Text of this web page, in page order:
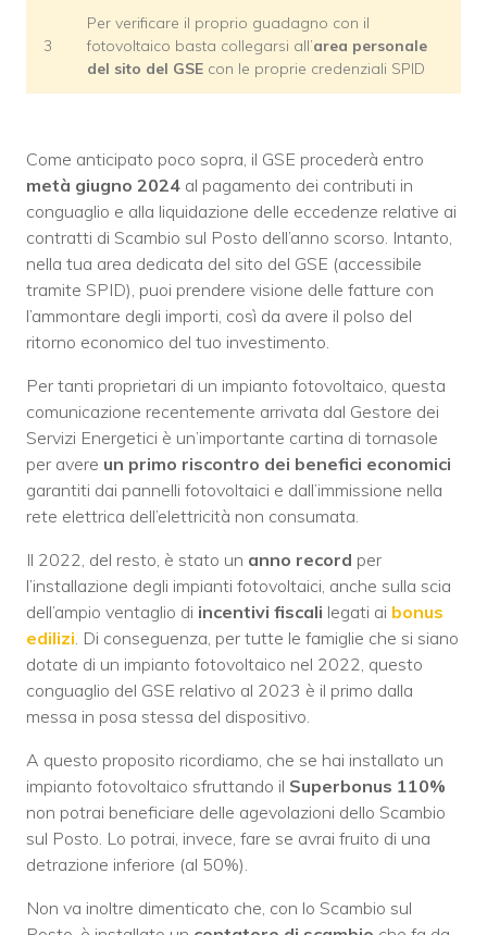
3
Per verificare il proprio guadagno con il
fotovoltaico basta collegarsi all’area personale
del sito del GSE con le proprie credenziali SPID
Come anticipato poco sopra, il GSE procederà entro
metà giugno 2024 al pagamento dei contributi in
conguaglio e alla liquidazione delle eccedenze relative ai
contratti di Scambio sul Posto dell’anno scorso. Intanto,
nella tua area dedicata del sito del GSE (accessibile
tramite SPID), puoi prendere visione delle fatture con
l’ammontare degli importi, così da avere il polso del
ritorno economico del tuo investimento.
Per tanti proprietari di un impianto fotovoltaico, questa
comunicazione recentemente arrivata dal Gestore dei
Servizi Energetici è un’importante cartina di tornasole
per avere un primo riscontro dei benefici economici
garantiti dai pannelli fotovoltaici e dall’immissione nella
rete elettrica dell’elettricità non consumata.
Il 2022, del resto, è stato un anno record per
l’installazione degli impianti fotovoltaici, anche sulla scia
dell’ampio ventaglio di incentivi fiscali legati ai bonus
edilizi . Di conseguenza, per tutte le famiglie che si siano
dotate di un impianto fotovoltaico nel 2022, questo
conguaglio del GSE relativo al 2023 è il primo dalla
messa in posa stessa del dispositivo.
A questo proposito ricordiamo, che se hai installato un
impianto fotovoltaico sfruttando il Superbonus 110%
non potrai beneficiare delle agevolazioni dello Scambio
sul Posto. Lo potrai, invece, fare se avrai fruito di una
detrazione inferiore (al 50%).
Non va inoltre dimenticato che, con lo Scambio sul